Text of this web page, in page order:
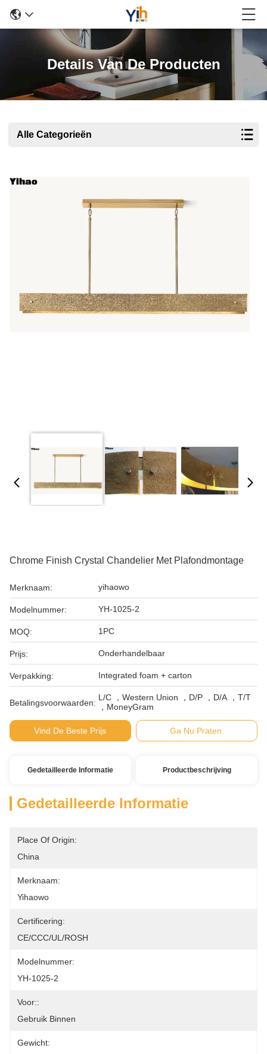
Details Van De Producten
Alle Categorieën
Chrome Finish Crystal Chandelier Met Plafondmontage
Merknaam: yihaowo
Modelnummer: YH-1025-2
MOQ: 1PC
Prijs: Onderhandelbaar
Verpakking: Integrated foam + carton
Betalingsvoorwaarden:
L/C ，Western Union ，D/P ，D/A ，T/T
，MoneyGram
Vind De Beste Prijs Ga Nu Praten.
Gedetailleerde Informatie Productbeschrijving
Gedetailleerde Informatie
Place Of Origin:
China
Merknaam:
Yihaowo
Certificering:
CE/CCC/UL/ROSH
Modelnummer:
YH-1025-2
Voor::
Gebruik Binnen
Gewicht: